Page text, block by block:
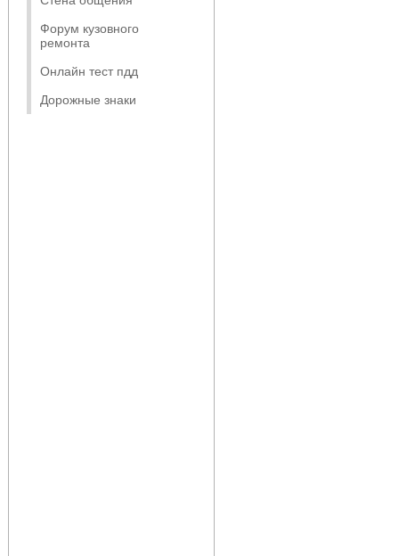
Форум кузовного
ремонта
Онлайн тест пдд
Дорожные знаки